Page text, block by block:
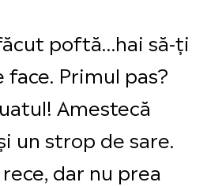
poftă…hai să-ți
face. Primul pas?
Amestecă
un strop de sare.
dar nu prea